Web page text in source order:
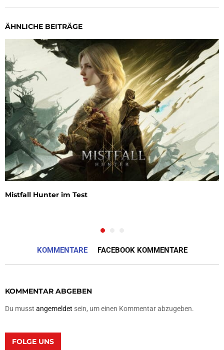
ÄHNLICHE BEITRÄGE
Mistfall Hunter im Test
KOMMENTARE FACEBOOK KOMMENTARE
KOMMENTAR ABGEBEN
Du musst angemeldet sein, um einen Kommentar abzugeben.
FOLGE UNS